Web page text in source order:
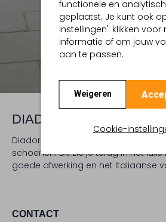
functionele en
geplaatst. Je kunt ook
instellingen" klikken voor
informatie of om jouw
aan te passen.
Weigeren
Cookie-
DIADORA HERITAGE &
Diadora heeft net als Assem liefde
schoenen. Dit zie je terug in het
goede afwerking en het Italiaanse
gaat ons schoenenhart sneller van
trends van nu.
CONTACT